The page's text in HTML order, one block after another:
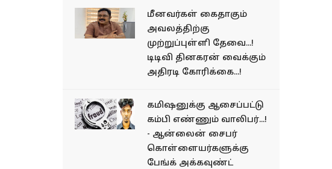
மீனவர்கள் கைதாகும்
அவலத்திற்கு
முற்றுப்புள்ளி தேவை...!
டிடிவி தினகரன் வைக்கும்
அதிரடி கோரிக்கை...!
கமிஷனுக்கு ஆசைப்பட்டு
கம்பி எண்ணும் வாலிபர்...!
- ஆன்லைன் சைபர்
கொள்ளையர்களுக்கு
பேங்க் அக்கவுண்ட்